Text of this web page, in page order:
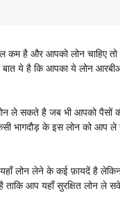
कम है और आपको लोन चाहिए
ये है कि आपका ये लोन
ले सकते है जब भी आपको पैसों
भागदौड़ के इस लोन को आप
लोन लेने के कई फ़ायदें है
ताकि आप यहाँ सुरक्षित लोन ले